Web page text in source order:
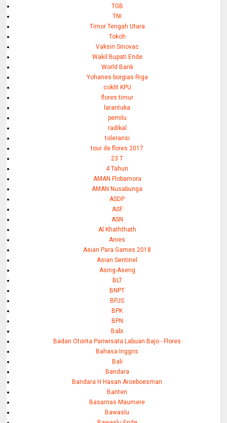
TGB
TNI
Timor Tengah Utara
Tokoh
Vaksin Sinovac
Wakil Bupati Ende
World Bank
Yohanes borgias Riga
coklit KPU
flores timur
larantuka
pemilu
radikal
toleransi
tour de flores 2017
23 T
4 Tahun
AMAN Flobamora
AMAN Nusabunga
ASDP
ASF
ASN
Al Khaththath
Anies
Asian Para Games 2018
Asian Sentinel
Asing-Aseng
BLT
BNPT
BPJS
BPK
BPN
Babi
Badan Otorita Pariwisata Labuan Bajo - Flores
Bahasa Inggris
Bali
Bandara
Bandara H Hasan Aroeboesman
Banten
Basarnas Maumere
Bawaslu